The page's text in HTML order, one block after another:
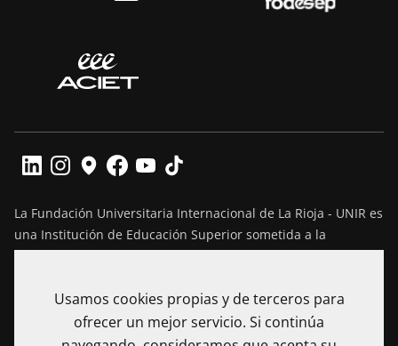
La Fundación Universitaria Internacional de La Rioja - UNIR es
una Institución de Educación Superior sometida a la
inspección y vigilancia del Ministerio de Educación Nacional
mediante Resolución No. 13130 del 7 de julio de 2017
expedida por el Ministerio de Educación Nacional.
Usamos cookies propias y de terceros para
ofrecer un mejor servicio. Si continúa